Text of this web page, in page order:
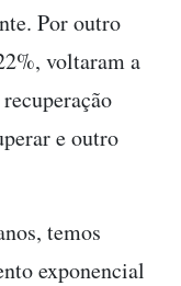
Por outro
voltaram a
e outro
temos
exponencial